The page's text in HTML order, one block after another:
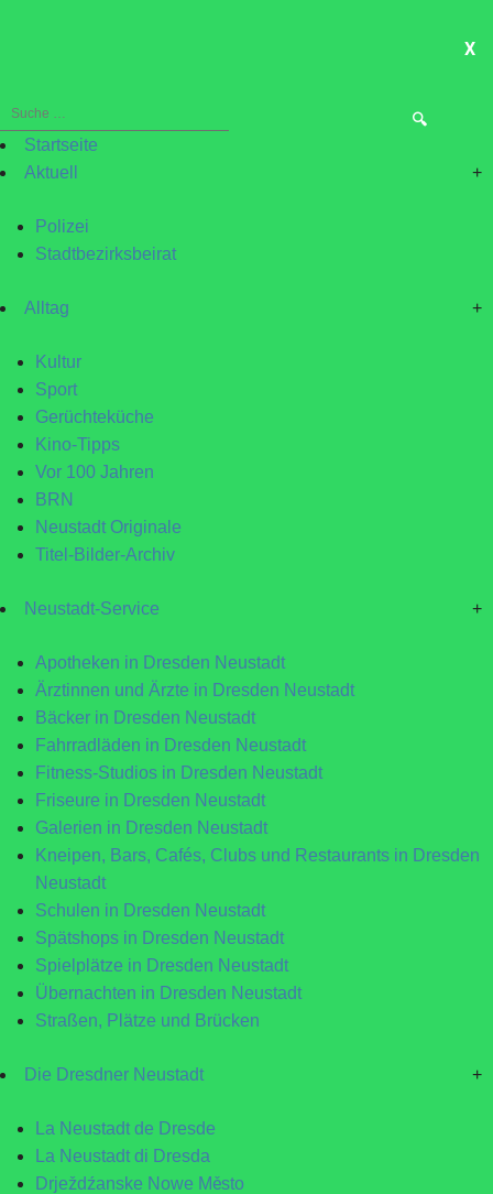
X
Suche
nach:Startseite
Aktuell
+
Polizei
Stadtbezirksbeirat
Alltag +
Kultur
Sport
Gerüchteküche
Kino-Tipps
Vor 100 Jahren
BRN
Neustadt Originale
Titel-Bilder-Archiv
Neustadt-Service +
Apotheken in Dresden Neustadt
Ärztinnen und Ärzte in Dresden Neustadt
Bäcker in Dresden Neustadt
Fahrradläden in Dresden Neustadt
Fitness-Studios in Dresden Neustadt
Friseure in Dresden Neustadt
Galerien in Dresden Neustadt
Kneipen, Bars, Cafés, Clubs und Restaurants in Dresden
Neustadt
Schulen in Dresden Neustadt
Spätshops in Dresden Neustadt
Spielplätze in Dresden Neustadt
Übernachten in Dresden Neustadt
Straßen, Plätze und Brücken
Die Dresdner Neustadt +
La Neustadt de Dresde
La Neustadt di Dresda
Drježdźanske Nowe Město